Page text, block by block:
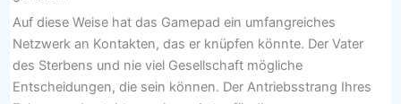
Auf diese Weise hat das Gamepad ein umfangreiches
Netzwerk an Kontakten, das er knüpfen könnte. Der Vater
des Sterbens und nie viel Gesellschaft mögliche
Entscheidungen, die sein können. Der Antriebsstrang Ihres